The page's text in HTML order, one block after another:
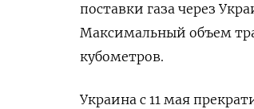
поставки газа через
Максимальный объем
кубометров.
Украина с 11 мая